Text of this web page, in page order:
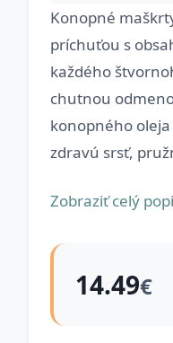
Konopné
príchuťou s
každého
chutnou
konopného
zdravú srsť,
Zobraziť celý
14.49€